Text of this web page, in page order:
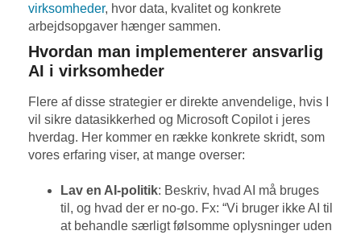
virksomheder, hvor data, kvalitet og konkrete
arbejdsopgaver hænger sammen.
Hvordan man implementerer ansvarlig
AI i virksomheder
Flere af disse strategier er direkte anvendelige, hvis I
vil sikre datasikkerhed og Microsoft Copilot i jeres
hverdag. Her kommer en række konkrete skridt, som
vores erfaring viser, at mange overser:
Lav en AI-politik: Beskriv, hvad AI må bruges
til, og hvad der er no-go. Fx: “Vi bruger ikke AI til
at behandle særligt følsomme oplysninger uden